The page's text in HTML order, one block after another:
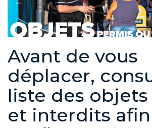
Avant de vous
déplacer,
liste des
et interdits